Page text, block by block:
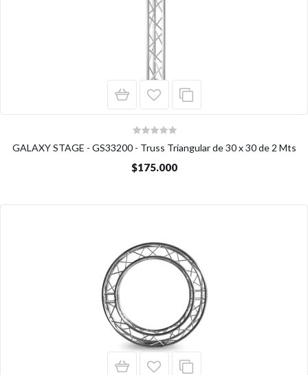
GALAXY STAGE - GS33200 - Truss Triangular de 30 x 30 de 2 Mts
$175.000